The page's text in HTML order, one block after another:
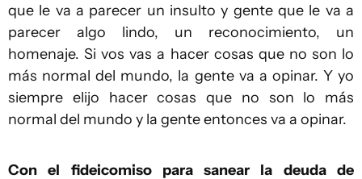
que le va a parecer un insulto y gente que le va a
parecer algo lindo, un reconocimiento, un
homenaje. Si vos vas a hacer cosas que no son lo
más normal del mundo, la gente va a opinar. Y yo
siempre elijo hacer cosas que no son lo más
normal del mundo y la gente entonces va a opinar.
Con el fideicomiso para sanear la deuda de